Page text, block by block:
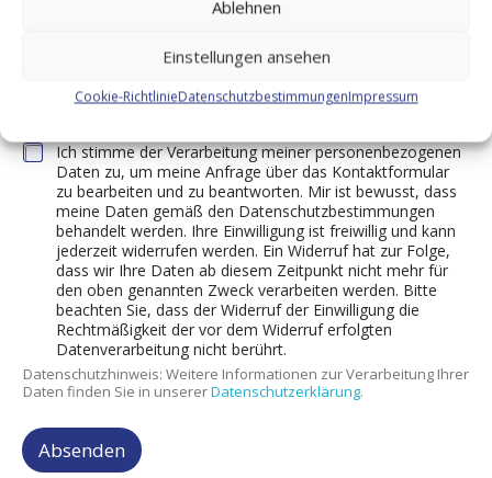
Ablehnen
Einstellungen ansehen
Cookie-RichtlinieDatenschutzbestimmungenImpressum
Ich stimme der Verarbeitung meiner personenbezogenen
Daten zu, um meine Anfrage über das Kontaktformular
zu bearbeiten und zu beantworten. Mir ist bewusst, dass
meine Daten gemäß den Datenschutzbestimmungen
behandelt werden. Ihre Einwilligung ist freiwillig und kann
jederzeit widerrufen werden. Ein Widerruf hat zur Folge,
dass wir Ihre Daten ab diesem Zeitpunkt nicht mehr für
den oben genannten Zweck verarbeiten werden. Bitte
beachten Sie, dass der Widerruf der Einwilligung die
Rechtmäßigkeit der vor dem Widerruf erfolgten
Datenverarbeitung nicht berührt.
Datenschutzhinweis: Weitere Informationen zur Verarbeitung Ihrer
Daten finden Sie in unsererDatenschutzerklärung.
Absenden